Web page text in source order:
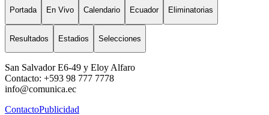
Portada En Vivo Calendario Ecuador Eliminatorias
Resultados Estadios Selecciones
San Salvador E6-49 y Eloy Alfaro
Contacto: +593 98 777 7778
info@comunica.ec
ContactoPublicidad